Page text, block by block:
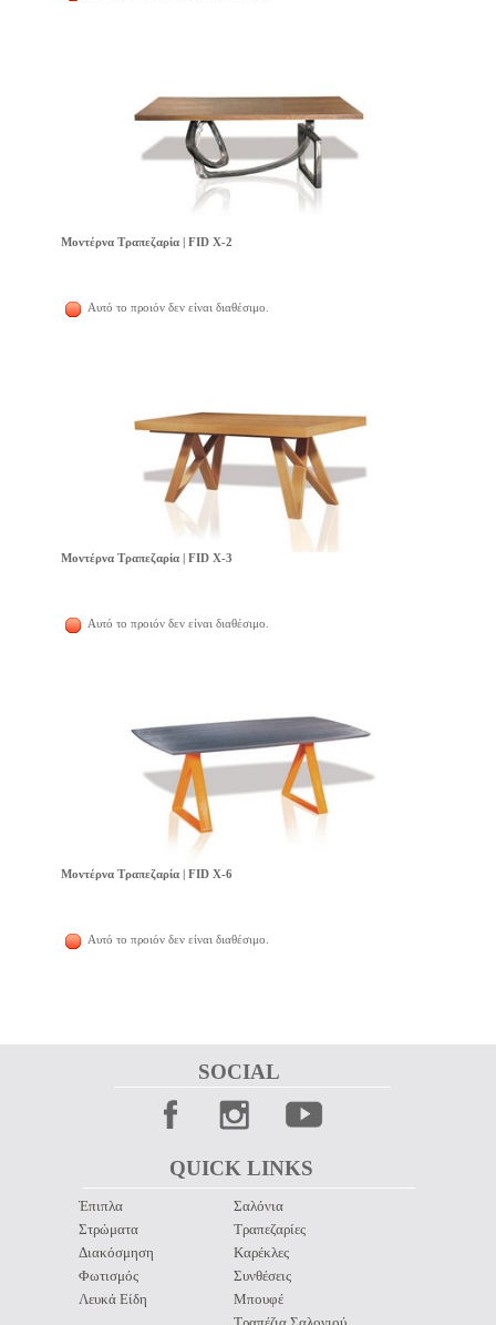
Μοντέρνα Τραπεζαρία | FID X-2
Αυτό το προιόν δεν είναι διαθέσιμο.
Μοντέρνα Τραπεζαρία | FID X-3
Αυτό το προιόν δεν είναι διαθέσιμο.
Μοντέρνα Τραπεζαρία | FID X-6
Αυτό το προιόν δεν είναι διαθέσιμο.
QUICK LINKS
SOCIAL
Έπιπλα
Στρώματα
Διακόσμηση
Φωτισμός
Λευκά Είδη
Σαλόνια
Τραπεζαρίες
Καρέκλες
Συνθέσεις
Μπουφέ